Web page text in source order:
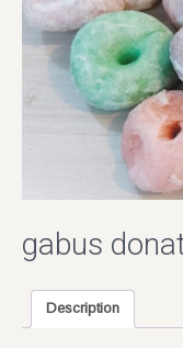
gabus
Description